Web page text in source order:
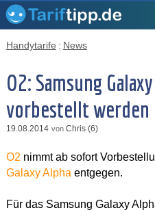
Handytarife : News
O2: Samsung
vorbestellt werden
19.08.2014 von Chris (6)
O2 nimmt ab sofort
Galaxy Alpha entgegen.
Für das Samsung Galaxy